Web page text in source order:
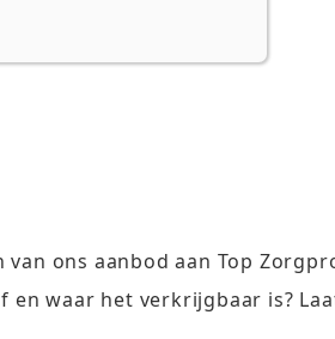
ons aanbod aan Top
waar het verkrijgbaar is?